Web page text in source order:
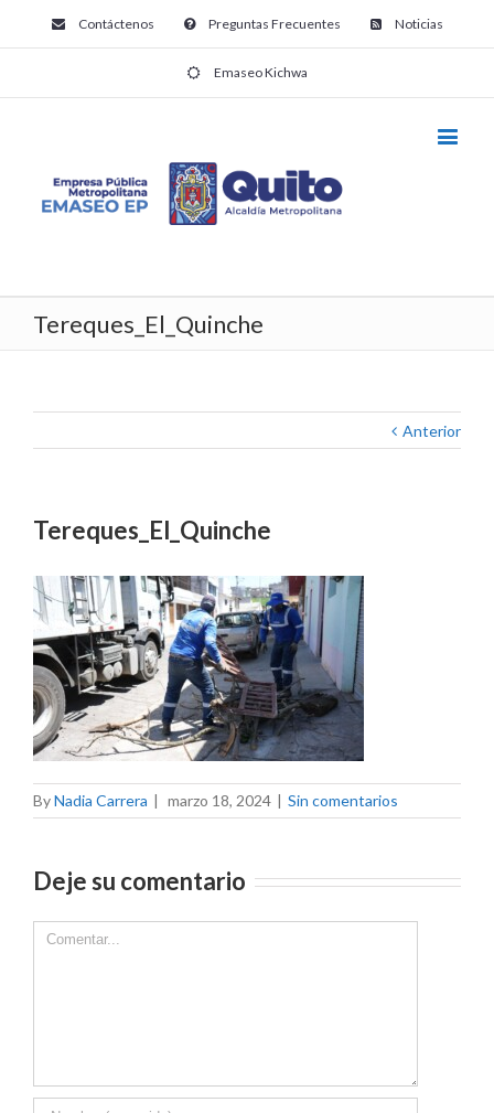
Contáctenos Preguntas Frecuentes Noticias
Emaseo Kichwa
Tereques_El_Quinche
Anterior
Tereques_El_Quinche
ByNadia Carrera | marzo 18, 2024 | Sin comentarios
Deje su comentario
Comment